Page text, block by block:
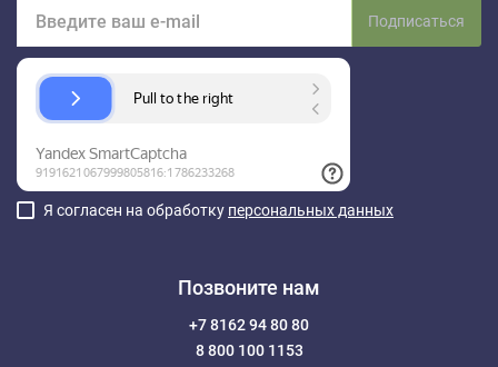
Подписаться
Я согласен на обработку персональных данных
Позвоните нам
+7 8162 94 80 80
8 800 100 1153